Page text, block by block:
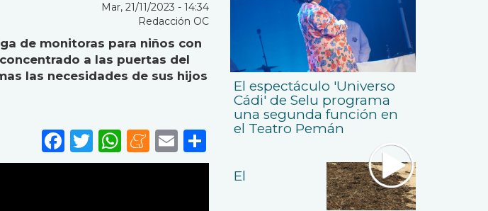
Mar, 21/11/2023 - 14:34
Redacción OC
de monitoras para niños con
a las puertas del
las necesidades de sus hijos
Facebook
Twitter
WhatsApp
Meneame
Email
Share
El espectáculo 'Universo
Cádi' de Selu programa
una segunda función en
el Teatro Pemán
El